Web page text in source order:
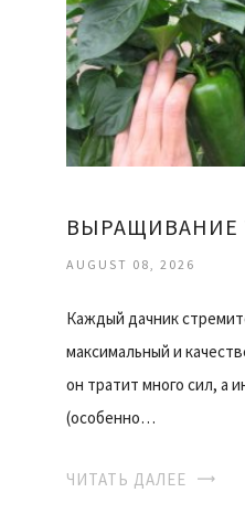
ВЫРАЩИВАНИЕ
AUGUST 08, 2026
Каждый дачник
максимальный и
он тратит много сил, а
(особенно…
ЧИТАТЬ ДАЛЕЕ